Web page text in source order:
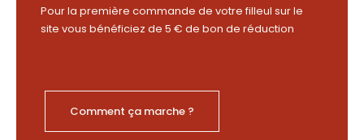
Pour la première commande de votre filleul sur le
site vous bénéficiez de 5 € de bon de réduction
Comment ça marche ?